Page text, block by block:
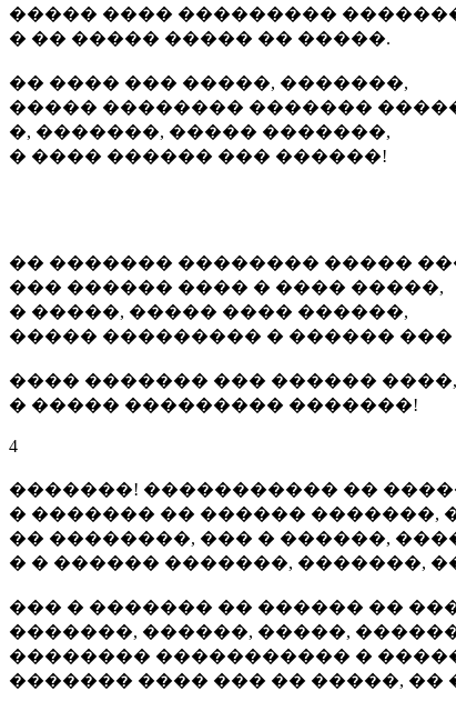
����� ���� ���������
� �� ����� ����� �� �����.
�� ���� ��� �����, �������,
����� �������� �������
�, �������, ����� �������,
� ���� ������ ��� ������!
�� ������� �������� �����
��� ������ ���� � ���� �����,
� �����, ����� ���� ������,
����� ��������� � ������ ���
���� ������� ��� ������ ����,
� ����� ��������� �������!
4
�������! ����������� ��
� ������� �� ������ �������,
�� ��������, ��� � ������,
� � ������ �������, �������,
��� � ������� �� ������ ��
�������, ������, �����,
�������� ����������� �
������� ���� ��� �� �����,